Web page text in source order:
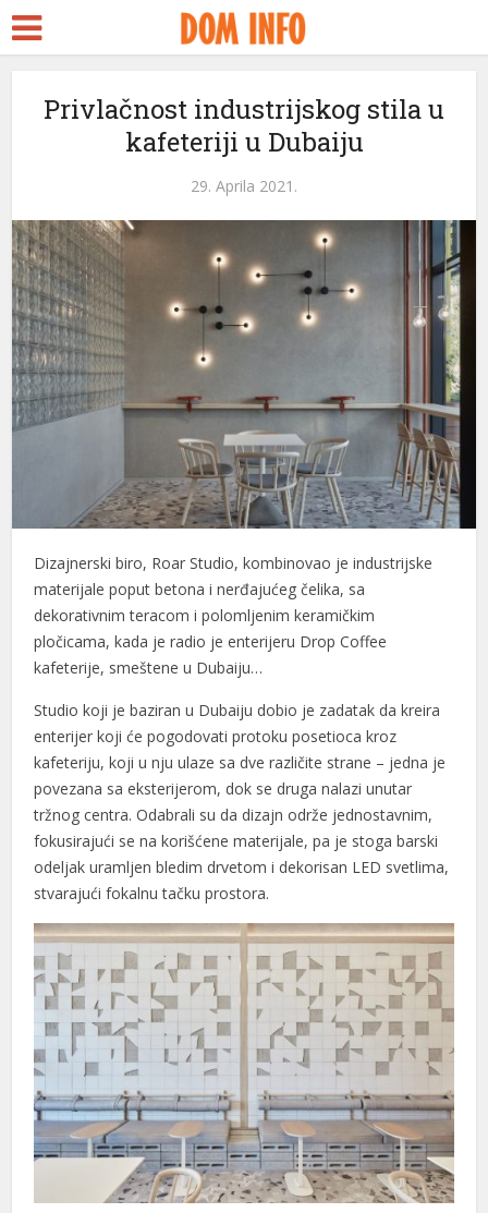
Privlačnost industrijskog stila u
kafeteriji u Dubaiju
29. Aprila 2021.
Dizajnerski biro, Roar Studio, kombinovao je industrijske
materijale poput betona i nerđajućeg čelika, sa
dekorativnim teracom i polomljenim keramičkim
pločicama, kada je radio je enterijeru Drop Coffee
kafeterije, smeštene u Dubaiju…
Studio koji je baziran u Dubaiju dobio je zadatak da kreira
enterijer koji će pogodovati protoku posetioca kroz
kafeteriju, koji u nju ulaze sa dve različite strane – jedna je
povezana sa eksterijerom, dok se druga nalazi unutar
tržnog centra. Odabrali su da dizajn održe jednostavnim,
fokusirajući se na korišćene materijale, pa je stoga barski
odeljak uramljen bledim drvetom i dekorisan LED svetlima,
stvarajući fokalnu tačku prostora.